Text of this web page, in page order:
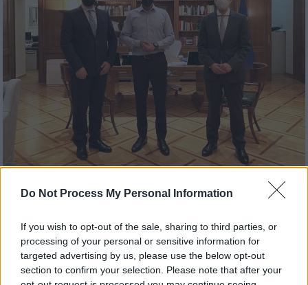
Do Not Process My Personal Information
If you wish to opt-out of the sale, sharing to third parties, or
processing of your personal or sensitive information for
targeted advertising by us, please use the below opt-out
section to confirm your selection. Please note that after your
Προσθέστε το ΕΘΝΟΣ στη Google
Η κατάσταση στην αγορά, η αύξηση του
ενεργειακού κόστους και οι συνέπειές της
βρέθηκαν στο επίκεντρο της συνάντησης